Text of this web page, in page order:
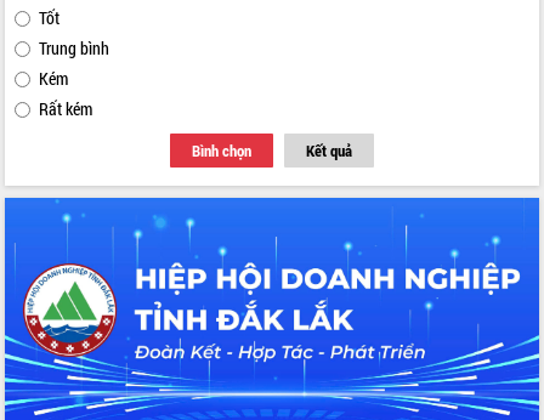
Tốt
Trung bình
Kém
Rất kém
Bình chọn Kết quả